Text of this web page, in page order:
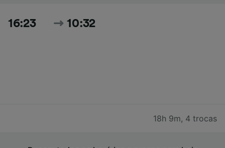
16:23 10:32
18h 9m, 4 trocas